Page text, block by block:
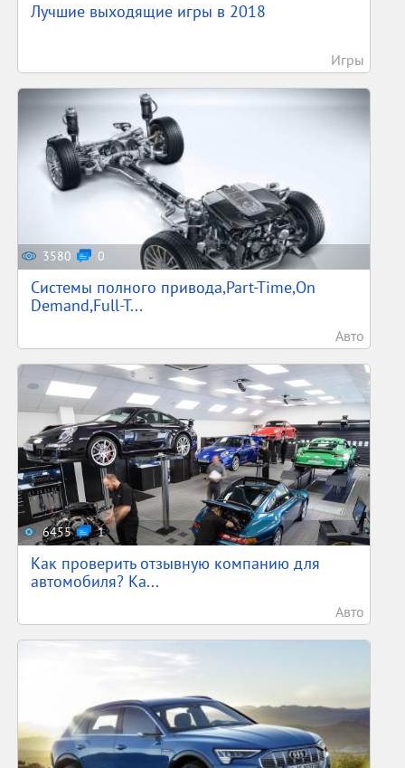
Лучшие выходящие игры в 2018
Игры
3580 0
Системы полного привода,Part-Time,On
Demand,Full-T...
Авто
6455 1
Как проверить отзывную компанию для
автомобиля? Ка...
Авто